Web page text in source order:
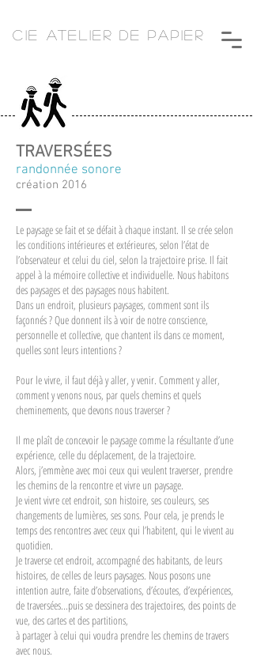
CIE ATELIER DE PAPIER
TRAVERSÉES
randonnée sonore
création 2016
Le paysage se fait et se défait à chaque instant. Il se crée selon
les conditions intérieures et extérieures, selon l’état de
l’observateur et celui du ciel, selon la trajectoire prise. Il fait
appel à la mémoire collective et individuelle. Nous habitons
des paysages et des paysages nous habitent.
Dans un endroit, plusieurs paysages, comment sont ils
façonnés ? Que donnent ils à voir de notre conscience,
personnelle et collective, que chantent ils dans ce moment,
quelles sont leurs intentions ?
Pour le vivre, il faut déjà y aller, y venir. Comment y aller,
comment y venons nous, par quels chemins et quels
cheminements, que devons nous traverser ?
Il me plaît de concevoir le paysage comme la résultante d’une
expérience, celle du déplacement, de la trajectoire.
Alors, j’emmène avec moi ceux qui veulent traverser, prendre
les chemins de la rencontre et vivre un paysage.
Je vient vivre cet endroit, son histoire, ses couleurs, ses
changements de lumières, ses sons. Pour cela, je prends le
temps des rencontres avec ceux qui l’habitent, qui le vivent au
quotidien.
Je traverse cet endroit, accompagné des habitants, de leurs
histoires, de celles de leurs paysages. Nous posons une
intention autre, faite d’observations, d’écoutes, d’expériences,
de traversées...puis se dessinera des trajectoires, des points de
vue, des cartes et des partitions,
à partager à celui qui voudra prendre les chemins de travers
avec nous.